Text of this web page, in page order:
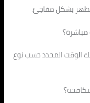
تظهر بشكل مفاجئ.
الوقت المحدد حسب نوع